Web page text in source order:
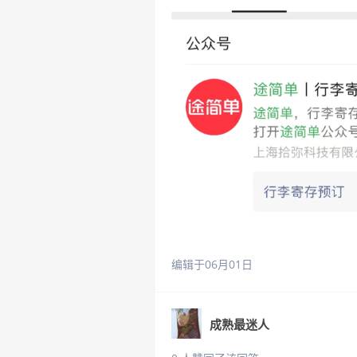
编辑于06月01日
成熟最迷人